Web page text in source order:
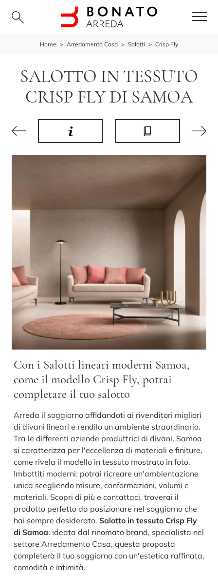
Home > Arredamento Casa > Salotti > Crisp Fly
SALOTTO IN TESSUTO
CRISP FLY DI SAMOA
Con i Salotti lineari moderni Samoa,
come il modello Crisp Fly, potrai
completare il tuo salotto
Arreda il soggiorno affidandoti ai rivenditori migliori
di divani lineari e rendilo un ambiente straordinario.
Tra le differenti aziende produttrici di divani, Samoa
si caratterizza per l'eccellenza di materiali e finiture,
come rivela il modello in tessuto mostrato in foto.
Imbottiti moderni: potrai ricreare un'ambientazione
unica scegliendo misure, conformazioni, volumi e
materiali. Scopri di più e contattaci, troverai il
prodotto perfetto da posizionare nel soggiorno che
hai sempre desiderato. Salotto in tessuto Crisp Fly
di Samoa: ideata dal rinomato brand, specialista nel
settore Arredamento Casa, questa proposta
completerà il tuo soggiorno con un'estetica raffinata,
comodità e intimità.